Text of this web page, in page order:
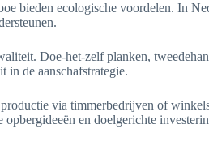
bieden ecologische voordelen. In
Doe-het-zelf planken,
in de aanschafstrategie.
via timmerbedrijven of
en doelgerichte